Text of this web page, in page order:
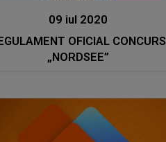
09 iul 2020
OFICIAL CONCURS
„NORDSEE”